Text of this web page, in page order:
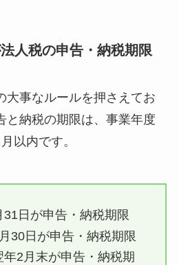
人税の申告・納税期限
大事なルールを押さえてお
と納税の期限は、事業年度
以内です。
日が申告・納税期限
30日が申告・納税期限
2月末が申告・納税期